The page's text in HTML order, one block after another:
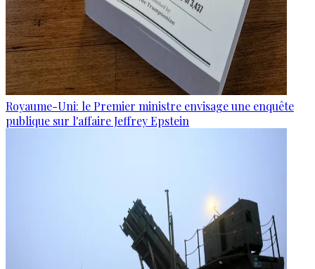
Royaume-Uni: le Premier ministre envisage une enquête
publique sur l'affaire Jeffrey Epstein